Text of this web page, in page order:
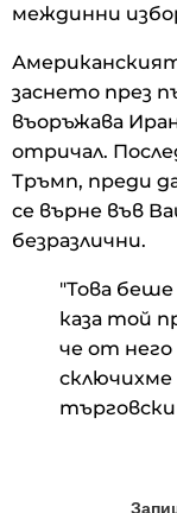
междинни
заснето през
въоръжава
отричал.
Тръмп, преди
се върне във
безразлични.
"Това
каза той
че от
търговски